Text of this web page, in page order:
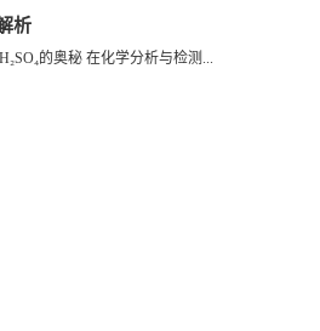
析
的奥秘 在化学分析与检测...